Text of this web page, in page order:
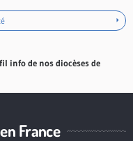
info de nos diocèses de
France